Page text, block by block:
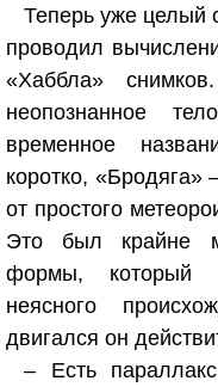
Теперь уже целый
проводил
«Хаббла»
неопознанное
временное
коротко, «Бродяга»
от простого
Это был крайне
формы, который
неясного
двигался он
– Есть